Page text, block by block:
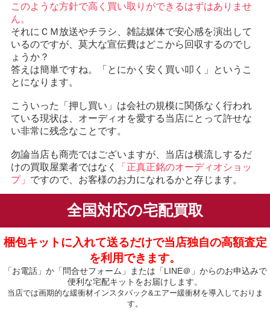
このような方針で高く買い取りができるはずはありませ
ん。
それにＣＭ放送やチラシ、雑誌媒体で安心感を演出して
いるのですが、莫大な宣伝費はどこから回収するのでし
ょうか？
答えは簡単ですね。「とにかく安く買い叩く」というこ
とになります。
こういった「押し買い」は会社の規模に関係なく行われ
ている現状は、オーディオを愛する当店にとって許せな
い非常に残念なことです。
勿論当店も商売ではございますが、当店は横流しするだ
けの買取屋業者ではなく
「正真正銘のオーディオショッ
プ」 ですので、お客様のお力になれるかと存じます。
全国対応の宅配買取
梱包キットに入れて送るだけで当店独自の高額査定
を利用できます。
「お電話」か「問合せフォーム」または「LINE＠」からのお申込みで
便利な宅配キットをお届けします。
当店では画期的な緩衝材インスタパック&エアー緩衝材を導入しておりま
す。